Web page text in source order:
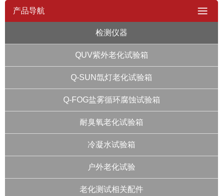
产品导航
检测仪器
QUV紫外老化试验箱
Q-SUN氙灯老化试验箱
Q-FOG盐雾循环腐蚀试验箱
耐臭氧老化试验箱
冷凝水试验箱
户外老化试验
老化测试相关配件